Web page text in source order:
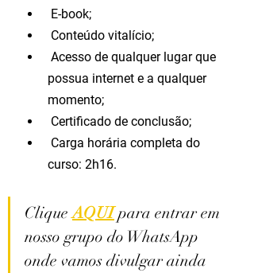
E-book;
Conteúdo vitalício;
possua internet e a qualquer
momento;
Certificado de conclusão;
curso: 2h16.
Clique AQUI para entrar em
nosso grupo do WhatsApp
onde vamos divulgar ainda